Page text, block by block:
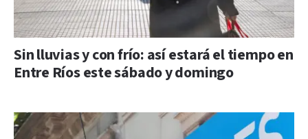
Sin lluvias y con frío: así estará el tiempo en
Entre Ríos este sábado y domingo